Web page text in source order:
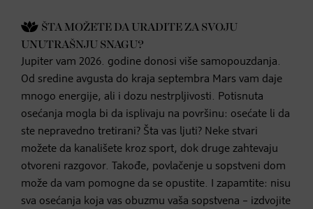
ŠTA MOŽETE DA URADITE ZA SVOJU
UNUTRAŠNJU SNAGU?
Jupiter vam 2026. godine donosi više samopouzdanja.
Od sredine avgusta do kraja septembra Mars vam daje
mnogo energije, ali i dozu nestrpljivosti. Potisnuta
osećanja mogla bi da isplivaju na površinu: osećate li da
ste nepravedno tretirani? Šta vas ljuti? Neke stvari
možete da kanališete kroz sport, dok druge zahtevaju
otvoreni razgovor. Takođe, povlačenje u sopstveni dom
može da vam pomogne da se opustite. I zapamtite: nisu
sva osećanja koja vas obuzmu vaša sopstvena – izdvojite